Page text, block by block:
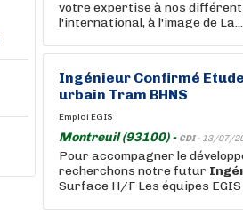
votre expertise à nos
l'international, à l'image de La...
Ingénieur Confirmé
urbain Tram BHNS
Emploi EGIS
Montreuil (93100) - CDI - 13/07/
Pour accompagner le
recherchons notre futur
Surface H/F Les équipes